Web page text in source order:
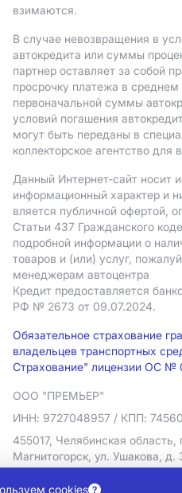
взимаются.
В случае невозвращения в
автокредита или суммы
партнер оставляет за собой
просрочку платежа в среднем
первоначальной суммы
условий погашения
могут быть переданы в
коллекторское агентство для
Данный Интернет-сайт носит
информационный характер и
вляется публичной офертой,
Статьи 437 Гражданского
подробной информации о
товаров и (или) услуг,
менеджерам автоцентра
Кредит предоставляется
РФ № 2673 от 09.07.2024.
Обязательное страхование
владельцев транспортных
Страхование" лицензии ОС №
ООО "ПРЕМЬЕР"
ИНН: 9727048957 / КПП:
455017, Челябинская область,
Магнитогорск, ул. Ушакова, д.
Политика в отношении
cookies